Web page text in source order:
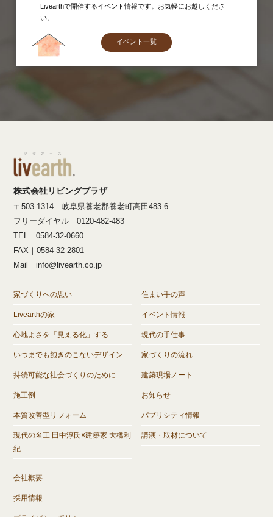
Livearthで開催するイベント情報です。お気軽にお越しくださ
い。
イベント一覧
株式会社リビングプラザ
〒503-1314 岐阜県養老郡養老町高田483-6
フリーダイヤル｜0120-482-483
TEL｜0584-32-0660
FAX｜0584-32-2801
Mail｜info@livearth.co.jp
家づくりへの思い
Livearthの家
心地よさを「見える化」する
いつまでも飽きのこないデザイン
持続可能な社会づくりのために
施工例
本質改善型リフォーム
現代の名工 田中淳氏×建築家 大橋利
紀
住まい手の声
イベント情報
現代の手仕事
家づくりの流れ
建築現場ノート
お知らせ
パブリシティ情報
講演・取材について
会社概要
採用情報